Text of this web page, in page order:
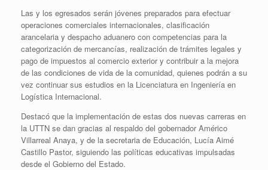
Las y los egresados serán jóvenes preparados para efectuar
operaciones comerciales internacionales, clasificación
arancelaria y despacho aduanero con competencias para la
categorización de mercancías, realización de trámites legales y
pago de impuestos al comercio exterior y contribuir a la mejora
de las condiciones de vida de la comunidad, quienes podrán a su
vez continuar sus estudios en la Licenciatura en Ingeniería en
Logística Internacional.
Destacó que la implementación de estas dos nuevas carreras en
la UTTN se dan gracias al respaldo del gobernador Américo
Villarreal Anaya, y de la secretaria de Educación, Lucía Aimé
Castillo Pastor, siguiendo las políticas educativas impulsadas
desde el Gobierno del Estado.